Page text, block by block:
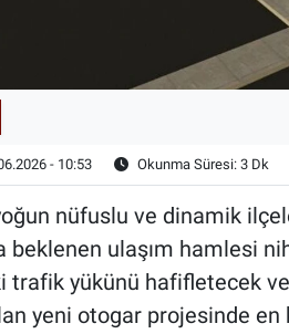
- 10:53 Okunma Süresi: 3 Dk
nüfuslu ve dinamik
beklenen ulaşım hamlesi
trafik yükünü hafifletecek
yeni otogar projesinde